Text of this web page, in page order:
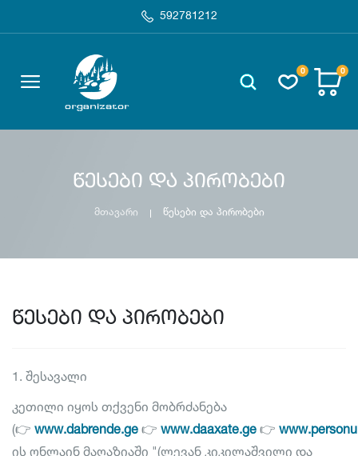
592781212
0 0
წესები და პირობები
მთავარი წესები და პირობები
წესები და პირობები
1. შესავალი
კეთილი იყოს თქვენი მობრძანება
(👉 www.dabrende.ge 👉 www.daaxate.ge 👉
ის ონლაინ მაღაზიაში "(ლევან კიკილაშვილი და